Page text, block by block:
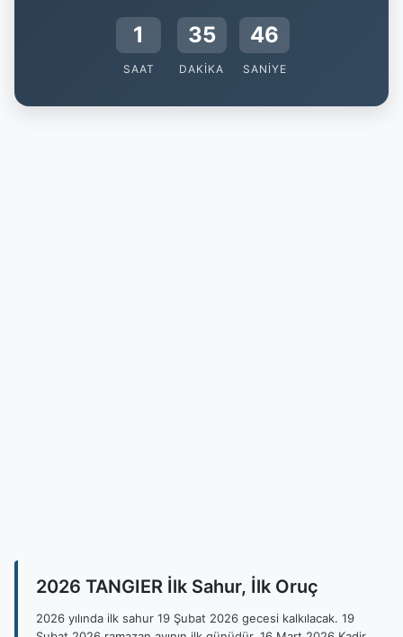
1
SAAT
35
DAKIKA
45
SANIYE
2026 TANGIER İlk Sahur, İlk Oruç
2026 yılında ilk sahur 19 Şubat 2026 gecesi kalkılacak. 19